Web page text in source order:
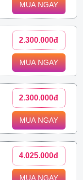
MUA NGAY
2.300.000đ
MUA NGAY
2.300.000đ
MUA NGAY
4.025.000đ
MUA NGAY